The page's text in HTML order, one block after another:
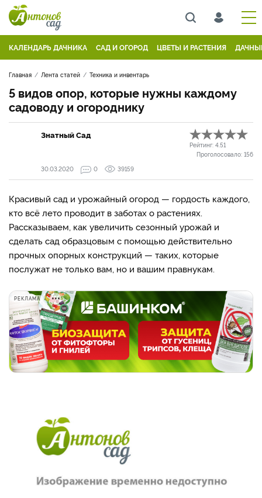
КАЛЕНДАРЬ ДАЧНИКА САД И ОГОРОД ЦВЕТЫ И РАСТЕНИЯ
Главная Лента статей Техника и инвентарь
5 видов опор, которые нужны каждому
садоводу и огороднику
Знатный Сад
Рейтинг: 4.51
Проголосовало: 156
30.03.2020
0 39159
Красивый сад и урожайный огород — гордость каждого,
кто всё лето проводит в заботах о растениях.
Рассказываем, как увеличить сезонный урожай и
сделать сад образцовым с помощью действительно
прочных опорных конструкций — таких, которые
послужат не только вам, но и вашим правнукам.
РЕКЛАМА